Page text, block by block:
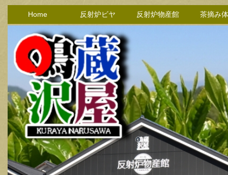
Home 反射炉ビヤ 反射炉物産館 茶摘み